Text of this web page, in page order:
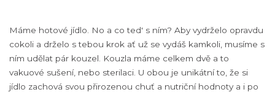
Máme hotové jídlo. No a co ted' s ním? Aby vydrželo opravdu
cokoli a drželo s tebou krok ať už se vydáš kamkoli, musíme s
ním udělat pár kouzel. Kouzla máme celkem dvě a to
vakuové sušení, nebo sterilaci. U obou je unikátní to, že si
jídlo zachová svou přirozenou chuť a nutriční hodnoty a i po